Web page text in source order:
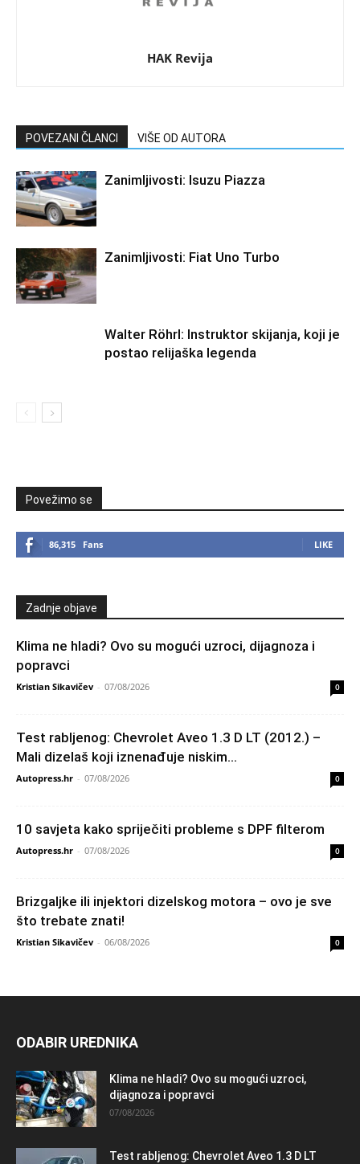
HAK Revija
POVEZANI ČLANCI VIŠE OD AUTORA
Zanimljivosti: Isuzu Piazza
Zanimljivosti: Fiat Uno Turbo
Walter Röhrl: Instruktor skijanja, koji je
postao relijaška legenda
Povežimo se
86,315 Fans LIKE
Zadnje objave
Klima ne hladi? Ovo su mogući uzroci, dijagnoza i
popravci
Kristian Sikavičev - 07/08/2026 0
Test rabljenog: Chevrolet Aveo 1.3 D LT (2012.) –
Mali dizelaš koji iznenađuje niskim...
Autopress.hr - 07/08/2026 0
10 savjeta kako spriječiti probleme s DPF filterom
Autopress.hr - 07/08/2026 0
Brizgaljke ili injektori dizelskog motora – ovo je sve
što trebate znati!
Kristian Sikavičev - 06/08/2026 0
ODABIR UREDNIKA
Klima ne hladi? Ovo su mogući uzroci,
dijagnoza i popravci
07/08/2026
Test rabljenog: Chevrolet Aveo 1.3 D LT